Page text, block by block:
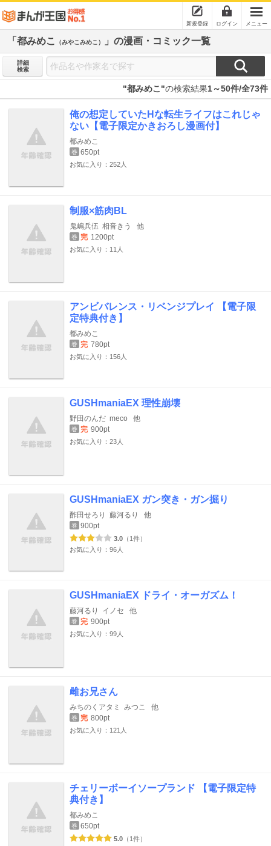
新規登録 ログイン メニュー
「都みめこ （みやこみめこ） 」の漫画・コミック一覧
詳細
検索
"都みめこ"の検索結果1～50件/全73件
俺の想定していたHな転生ライフはこれじゃ
ない【電子限定かきおろし漫画付】
都みめこ
巻 650pt
お気に入り：252人
制服×筋肉BL
鬼嶋兵伍 相音きう 他
巻 完 1200pt
お気に入り：11人
アンビバレンス・リベンジプレイ 【電子限
定特典付き】
都みめこ
巻 完 780pt
お気に入り：156人
GUSHmaniaEX 理性崩壊
野田のんだ meco 他
巻 完 900pt
お気に入り：23人
GUSHmaniaEX ガン突き・ガン掘り
酢田せろり 藤河るり 他
巻 900pt
3.0 （1件）
お気に入り：96人
GUSHmaniaEX ドライ・オーガズム！
藤河るり イノセ 他
巻 完 900pt
お気に入り：99人
雌お兄さん
みちのくアタミ みつこ 他
巻 完 800pt
お気に入り：121人
チェリーボーイソープランド 【電子限定特
典付き】
都みめこ
巻 650pt
5.0 （1件）